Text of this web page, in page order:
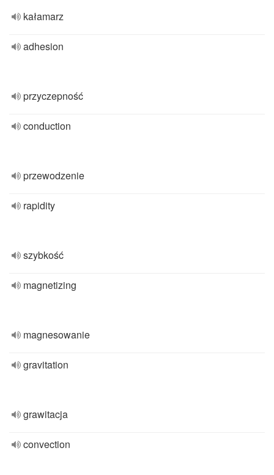
kałamarz
adhesion
przyczepność
conduction
przewodzenie
rapidity
szybkość
magnetizing
magnesowanie
gravitation
grawitacja
convection